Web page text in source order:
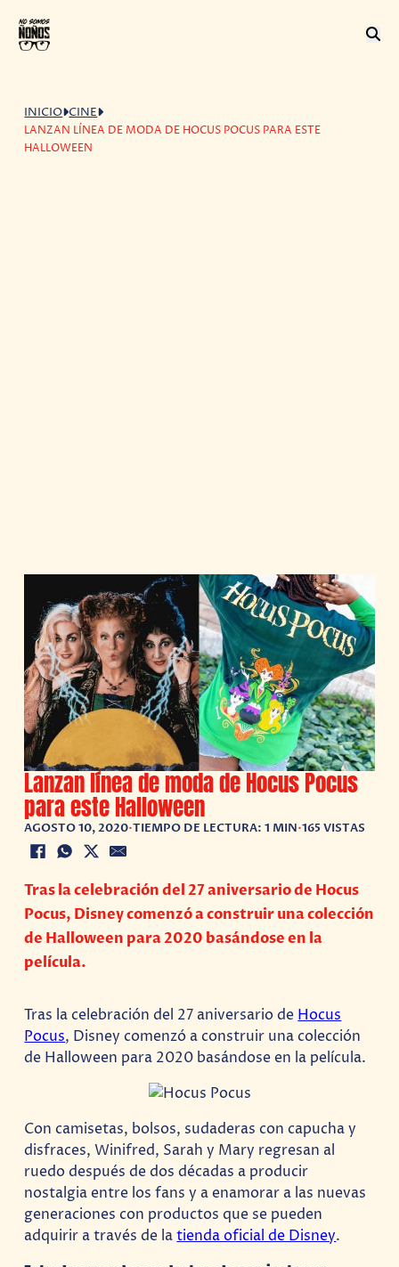
INICIO CINE
LANZAN LÍNEA DE MODA DE HOCUS POCUS PARA ESTE
HALLOWEEN
Lanzan línea de moda de Hocus Pocus
para este Halloween
AGOSTO 10, 2020•TIEMPO DE LECTURA: 1 MIN•165 VISTAS
Tras la celebración del 27 aniversario de Hocus
Pocus, Disney comenzó a construir una colección
de Halloween para 2020 basándose en la
película.
Tras la celebración del 27 aniversario de Hocus
Pocus, Disney comenzó a construir una colección
de Halloween para 2020 basándose en la película.
Con camisetas, bolsos, sudaderas con capucha y
disfraces, Winifred, Sarah y Mary regresan al
ruedo después de dos décadas a producir
nostalgia entre los fans y a enamorar a las nuevas
generaciones con productos que se pueden
adquirir a través de latienda oficial de Disney.